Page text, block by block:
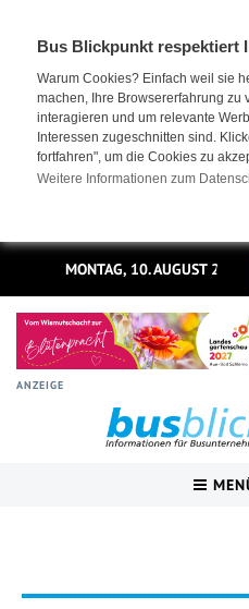
Bus Blickpunkt respektiert
Warum Cookies? Einfach weil sie
machen, Ihre Browsererfahrung zu
interagieren und um relevante
Interessen zugeschnitten sind.
fortfahren", um die Cookies zu
Weitere Informationen zum
MONTAG, 10. AUGUST 2026
ANZEIGE